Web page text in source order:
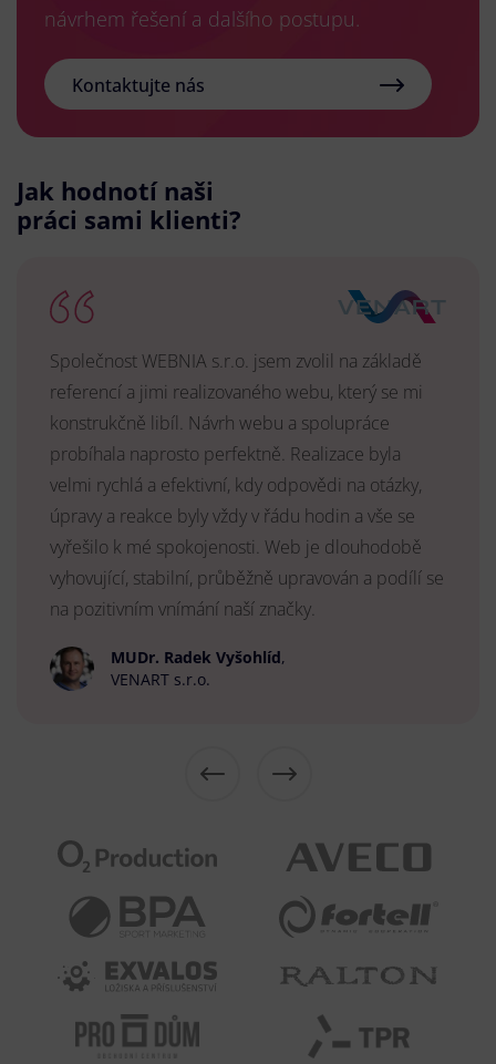
návrhem řešení a dalšího postupu.
Kontaktujte nás
Jak hodnotí naši
práci sami klienti?
Společnost WEBNIA s.r.o. jsem zvolil na základě
referencí a jimi realizovaného webu, který se mi
konstrukčně libíl. Návrh webu a spolupráce
probíhala naprosto perfektně. Realizace byla
velmi rychlá a efektivní, kdy odpovědi na otázky,
úpravy a reakce byly vždy v řádu hodin a vše se
vyřešilo k mé spokojenosti. Web je dlouhodobě
vyhovující, stabilní, průběžně upravován a podílí se
na pozitivním vnímání naší značky.
MUDr. Radek Vyšohlíd,
VENART s.r.o.